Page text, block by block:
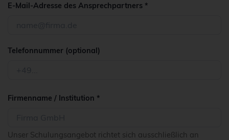
E-Mail-Adresse des Ansprechpartners *
Telefonnummer (optional)
Firmenname / Institution *
Unser Schulungsangebot richtet sich ausschließlich an